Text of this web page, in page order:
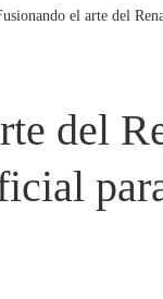
el arte del
del